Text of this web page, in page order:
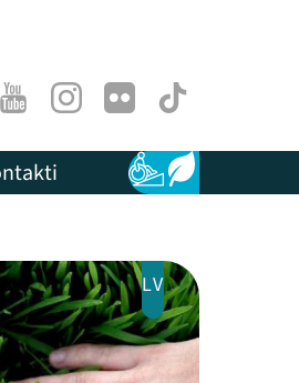
YoutubeInstagram
Flick TikTok
Pieejamība
Ilgtspēja
LV